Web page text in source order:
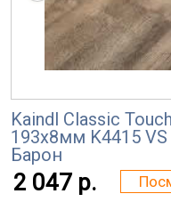
Kaindl Classic Touch
193x8мм K4415
Барон
2 047 р.